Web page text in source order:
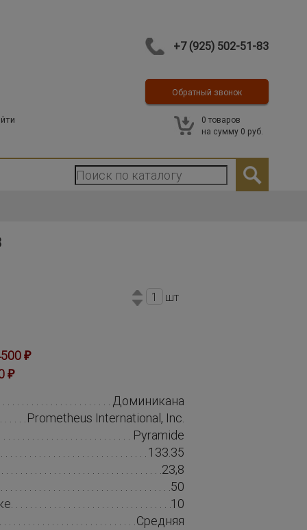
+7 (925) 502-51-83
Контакты
Обратный звонок
0 товаров
на сумму 0 руб.
₽
₽
шт
Доминикана
Prometheus International, Inc.
Pyramide
133.35
23,8
50
10
Средняя